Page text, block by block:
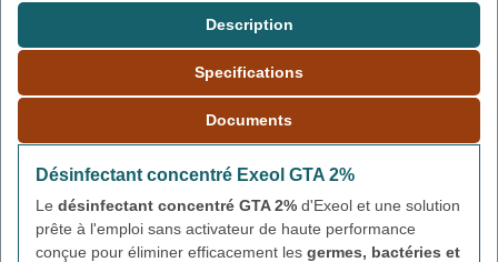
Description
Specifications
Documents
Désinfectant concentré Exeol GTA 2%
Le désinfectant concentré GTA 2% d'Exeol et une solution
prête à l'emploi sans activateur de haute performance
conçue pour éliminer efficacement les germes, bactéries et